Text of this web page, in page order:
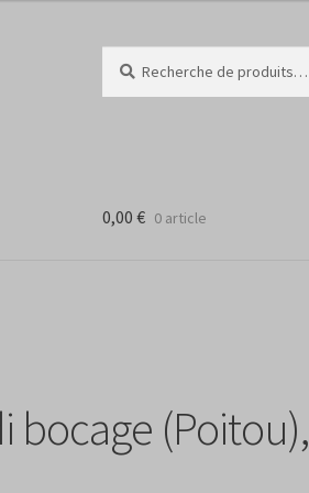
pour :
0,00 € 0 article
bocage (Poitou),